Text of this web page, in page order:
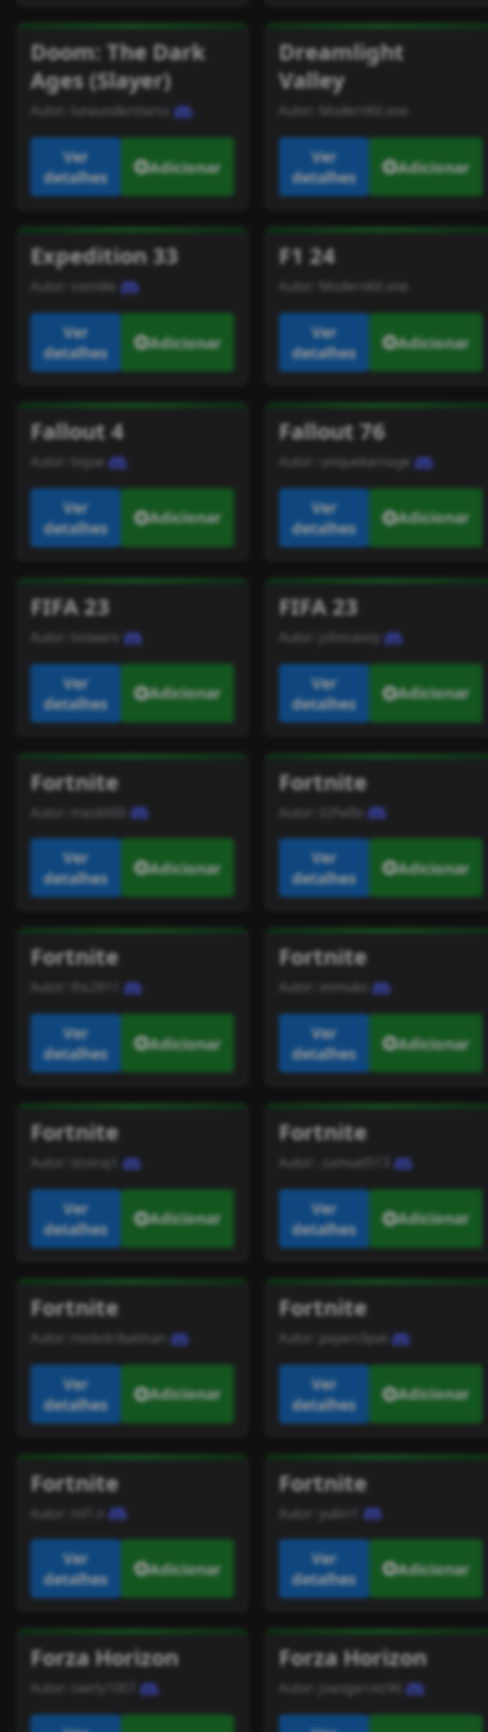
Doom: The Dark
Ages (Slayer)
Autor: lunaunderstarss
Ver
detalhes
Adicionar
Dreamlight
Valley
Autor: ModernKit.one
Ver
detalhes
Adicionar
Expedition 33
Autor: sixmike
Ver
detalhes
Adicionar
F1 24
Autor: ModernKit.one
Ver
detalhes
Adicionar
Fallout 4
Autor: tiojoe
Ver
detalhes
Adicionar
Fallout 76
Autor: uniquekarnage
Ver
detalhes
Adicionar
FIFA 23
Autor: lonware
Ver
detalhes
Adicionar
FIFA 23
Autor: johnsavoy
Ver
detalhes
Adicionar
Fortnite
Autor: mask000
Ver
detalhes
Adicionar
Fortnite
Autor: 02hello
Ver
detalhes
Adicionar
Fortnite
Autor:
Ver
detalhes
Adicionar
Fortnite
Autor: immuko
Ver
detalhes
Adicionar
Fortnite
Autor: itzviraj1
Ver
detalhes
Adicionar
Fortnite
Autor: .samuel513
Ver
detalhes
Adicionar
Fortnite
Autor: miskolcibatman
Ver
detalhes
Adicionar
Fortnite
Autor: paperclipat
Ver
detalhes
Adicionar
Fortnite
Autor:
Ver
detalhes
Adicionar
Fortnite
Autor: yukiri1
Ver
detalhes
Adicionar
Forza Horizon
swirly1007
Forza Horizon
joaogarcez96